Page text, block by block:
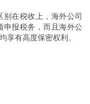
在税收上，海外公司
申报税务，而且海外公
享有高度保密权利。